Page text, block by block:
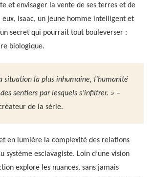
et envisager la vente de ses terres et de
eux, Isaac, un jeune homme intelligent et
secret qui pourrait tout bouleverser :
biologique.
situation la plus inhumaine, l’humanité
sentiers par lesquels s’infiltrer. » –
de la série.
en lumière la complexité des relations
système esclavagiste. Loin d’une vision
explore les nuances, sans jamais